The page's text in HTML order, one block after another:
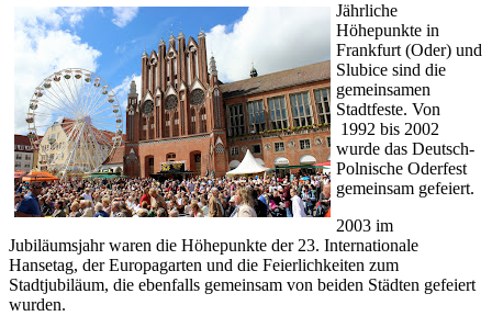
Jährliche
Höhepunkte in
Frankfurt (Oder) und
Slubice sind die
gemeinsamen
Stadtfeste. Von
1992 bis 2002
wurde das Deutsch-
Polnische Oderfest
gemeinsam gefeiert.
2003 im
Jubiläumsjahr waren die Höhepunkte der 23. Internationale
Hansetag, der Europagarten und die Feierlichkeiten zum
Stadtjubiläum, die ebenfalls gemeinsam von beiden Städten gefeiert
wurden.